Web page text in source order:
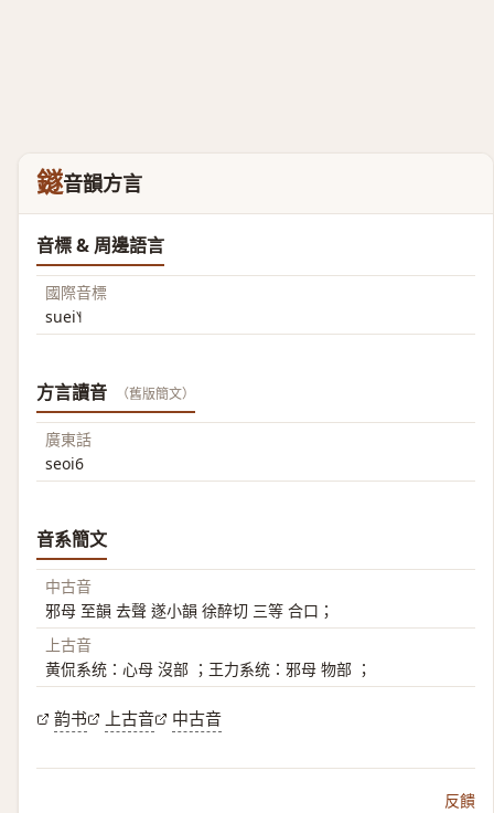
鐩音韻方言
音標 & 周邊語言
國際音標
suei˥˧
方言讀音 （舊版簡文）
廣東話
seoi6
音系簡文
中古音
邪母 至韻 去聲 遂小韻 徐醉切 三等 合口；
上古音
黄侃系统：心母 沒部 ；王力系统：邪母 物部 ；
韵书 上古音 中古音
反饋